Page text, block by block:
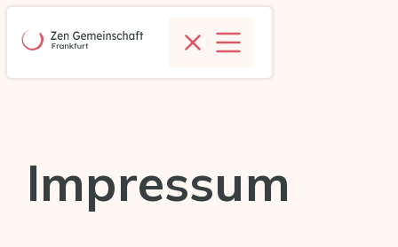
Impressum